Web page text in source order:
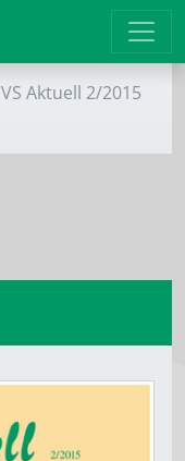
VS Aktuell 2/2015